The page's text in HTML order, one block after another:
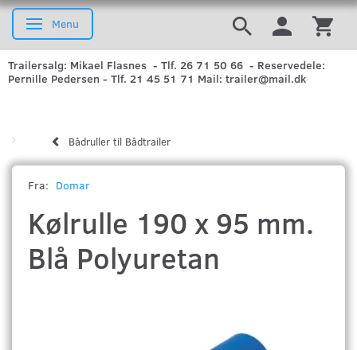
Skifte navigation
Menu
Trailersalg: Mikael Flasnes - Tlf. 26 71 50 66 - Reservedele:
Pernille Pedersen - Tlf. 21 45 51 71 Mail: trailer@mail.dk
Bådruller til Bådtrailer
Fra: Domar
Kølrulle 190 x 95 mm.
Blå Polyuretan